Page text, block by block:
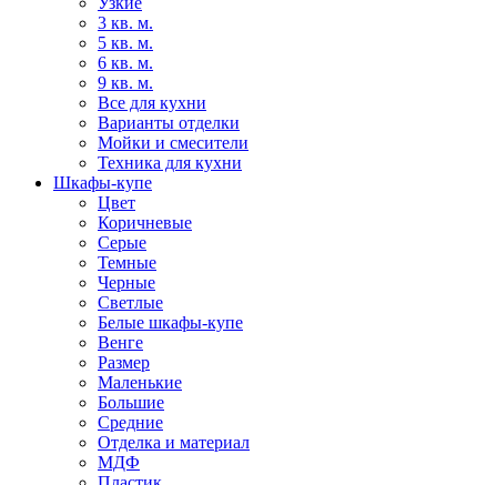
3 кв. м.
5 кв. м.
6 кв. м.
9 кв. м.
Все для кухни
Варианты отделки
Мойки и смесители
Техника для кухни
Шкафы-купе
Цвет
Коричневые
Серые
Темные
Черные
Светлые
Белые шкафы-купе
Венге
Размер
Маленькие
Большие
Средние
Отделка и материал
МДФ